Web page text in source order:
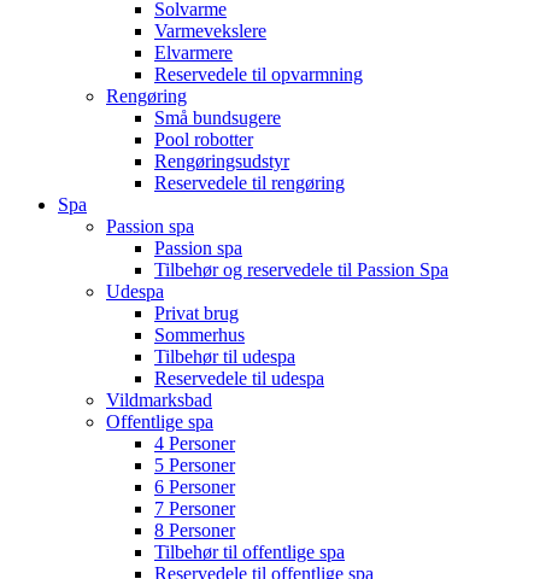
Solvarme
Varmevekslere
Elvarmere
Reservedele til opvarmning
Rengøring
Små bundsugere
Pool robotter
Rengøringsudstyr
Reservedele til rengøring
Spa
Passion spa
Passion spa
Tilbehør og reservedele til Passion Spa
Udespa
Privat brug
Sommerhus
Tilbehør til udespa
Reservedele til udespa
Vildmarksbad
Offentlige spa
4 Personer
5 Personer
6 Personer
7 Personer
8 Personer
Tilbehør til offentlige spa
Reservedele til offentlige spa